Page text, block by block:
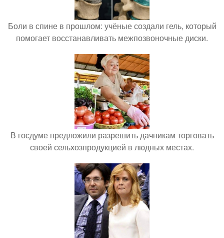
Боли в спине в прошлом: учёные создали гель, который
помогает восстанавливать межпозвоночные диски.
В госдуме предложили разрешить дачникам торговать
своей сельхозпродукцией в людных местах.